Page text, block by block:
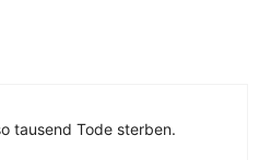
tausend Tode sterben.